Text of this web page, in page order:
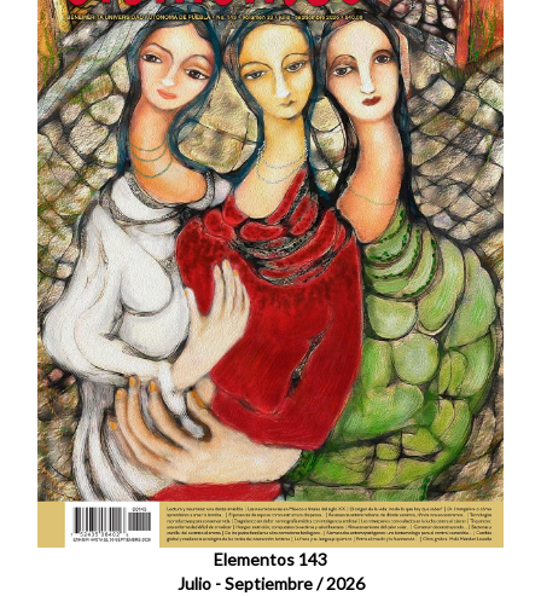
Elementos 143
Julio - Septiembre / 2026